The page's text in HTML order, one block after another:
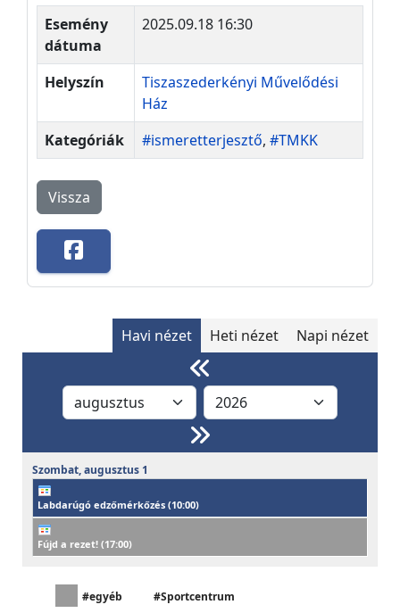
Esemény
dátuma
2025.09.18 16:30
Helyszín
Tiszaszederkényi Művelődési
Ház
Kategóriák
#ismeretterjesztő, #TMKK
Vissza
Havi nézet Heti nézet Napi nézet
Szombat,augusztus 1
Labdarúgó edzőmérkőzés (10:00)
Fújd a rezet! (17:00)
#egyéb #Sportcentrum